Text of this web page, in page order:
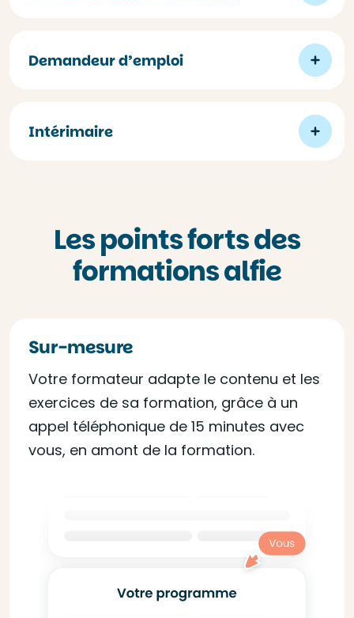
Demandeur d’emploi
Intérimaire
Les points forts des
formations alfie
Sur-mesure
Votre formateur adapte le contenu et les
exercices de sa formation, grâce à un
appel téléphonique de 15 minutes avec
vous, en amont de la formation.